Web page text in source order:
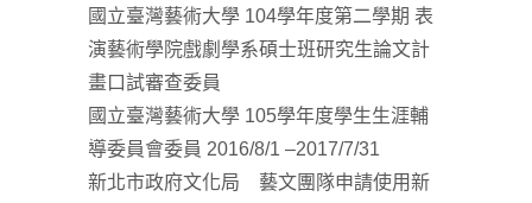
國立臺灣藝術大學 104學年度第二學期 表
演藝術學院戲劇學系碩士班研究生論文計
畫口試審查委員
國立臺灣藝術大學 105學年度學生生涯輔
導委員會委員 2016/8/1 –2017/7/31
新北市政府文化局 藝文團隊申請使用新